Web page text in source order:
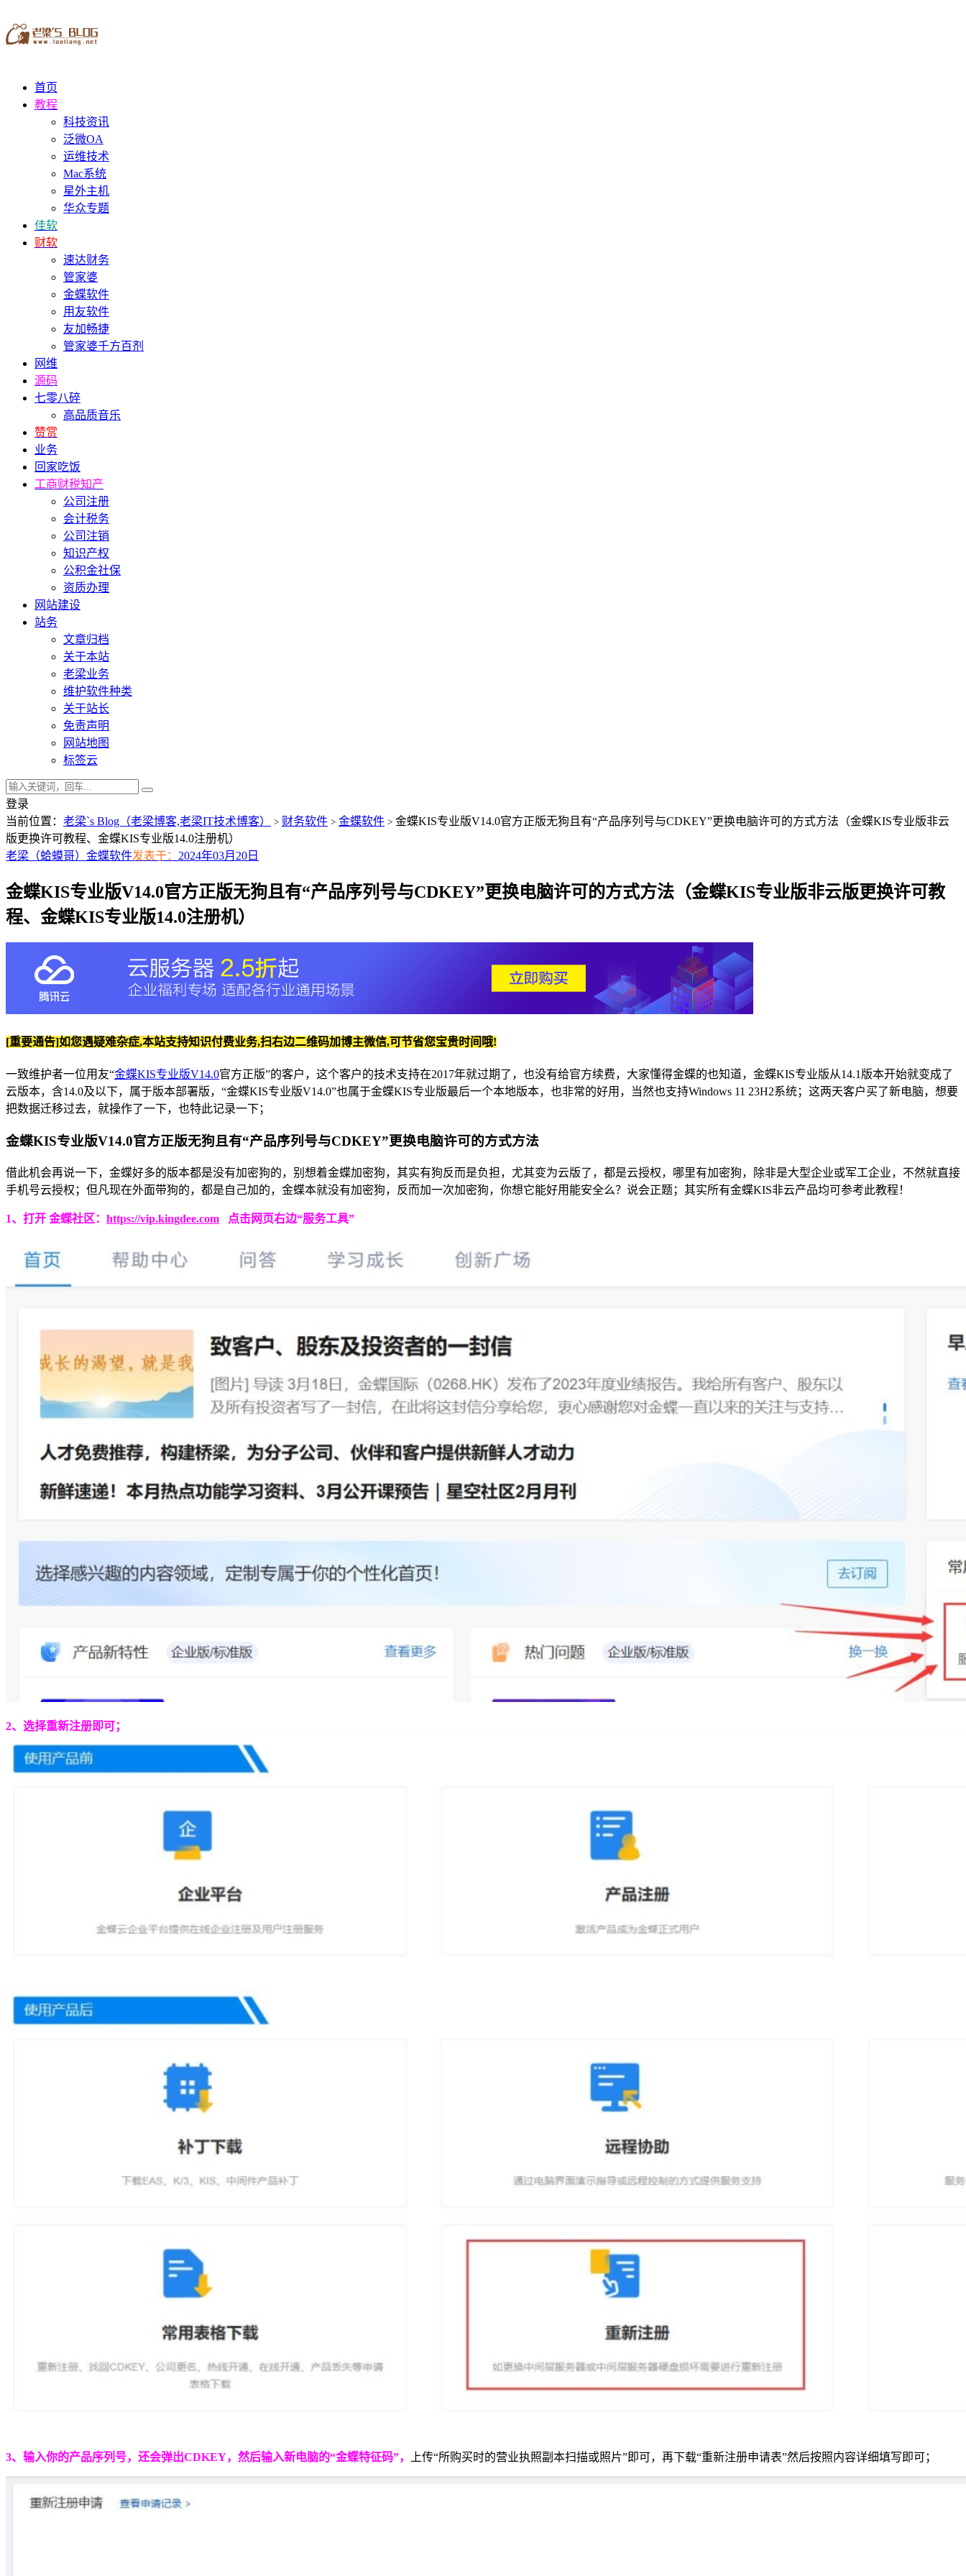
首页
教程
科技资讯
泛微OA
运维技术
Mac系统
星外主机
华众专题
佳软
财软
速达财务
管家婆
金蝶软件
用友软件
友加畅捷
管家婆千方百剂
网维
源码
七零八碎
高品质音乐
赞赏
业务
回家吃饭
工商财税知产
公司注册
会计税务
公司注销
知识产权
公积金社保
资质办理
网站建设
站务
文章归档
关于本站
老梁业务
维护软件种类
关于站长
免责声明
网站地图
标签云
登录
当前位置： 老梁`s Blog（老梁博客,老梁IT技术博客） > 财务软件 > 金蝶软件 > 金蝶KIS专业版V14.0官方正版无狗且有“产品序列号与CDKEY”更换电脑许可的方式方法（金蝶KIS专业版非云
版更换许可教程、金蝶KIS专业版14.0注册机）
老梁（蛤蟆哥） 金蝶软件发表于： 2024年03月20日
金蝶KIS专业版V14.0官方正版无狗且有“产品序列号与CDKEY”更换电脑许可的方式方法（金蝶KIS专业版非云版更换许可教
程、金蝶KIS专业版14.0注册机）
[重要通告]如您遇疑难杂症,本站支持知识付费业务,扫右边二维码加博主微信,可节省您宝贵时间哦!
一致维护者一位用友“金蝶KIS专业版V14.0官方正版”的客户，这个客户的技术支持在2017年就过期了，也没有给官方续费，大家懂得金蝶的也知道，金蝶KIS专业版从14.1版本开始就变成了
云版本，含14.0及以下，属于版本部署版，“金蝶KIS专业版V14.0”也属于金蝶KIS专业版最后一个本地版本，也非常的好用，当然也支持Windows 11 23H2系统；这两天客户买了新电脑，想要
把数据迁移过去，就操作了一下，也特此记录一下；
金蝶KIS专业版V14.0官方正版无狗且有“产品序列号与CDKEY”更换电脑许可的方式方法
借此机会再说一下，金蝶好多的版本都是没有加密狗的，别想着金蝶加密狗，其实有狗反而是负担，尤其变为云版了，都是云授权，哪里有加密狗，除非是大型企业或军工企业，不然就直接
手机号云授权；但凡现在外面带狗的，都是自己加的，金蝶本就没有加密狗，反而加一次加密狗，你想它能好用能安全么？说会正题；其实所有金蝶KIS非云产品均可参考此教程！
1、打开 金蝶社区： https://vip.kingdee.com 点击网页右边“服务工具”
2、选择重新注册即可；
3、输入你的产品序列号，还会弹出CDKEY，然后输入新电脑的“金蝶特征码”， 上传“所购买时的营业执照副本扫描或照片”即可，再下载“重新注册申请表”然后按照内容详细填写即可；